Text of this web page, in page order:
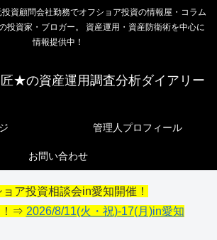
資顧問会社勤務でオフショア投資の情報屋・コラム
投資家・ブロガー。 資産運用・資産防衛術を中心に
情報提供中！
★の資産運用調査分析ダイアリー
管理人プロフィール
お問い合わせ
ョア投資相談会in愛知開催！
！⇒ 2026/8/11(火・祝)-17(月)in愛知